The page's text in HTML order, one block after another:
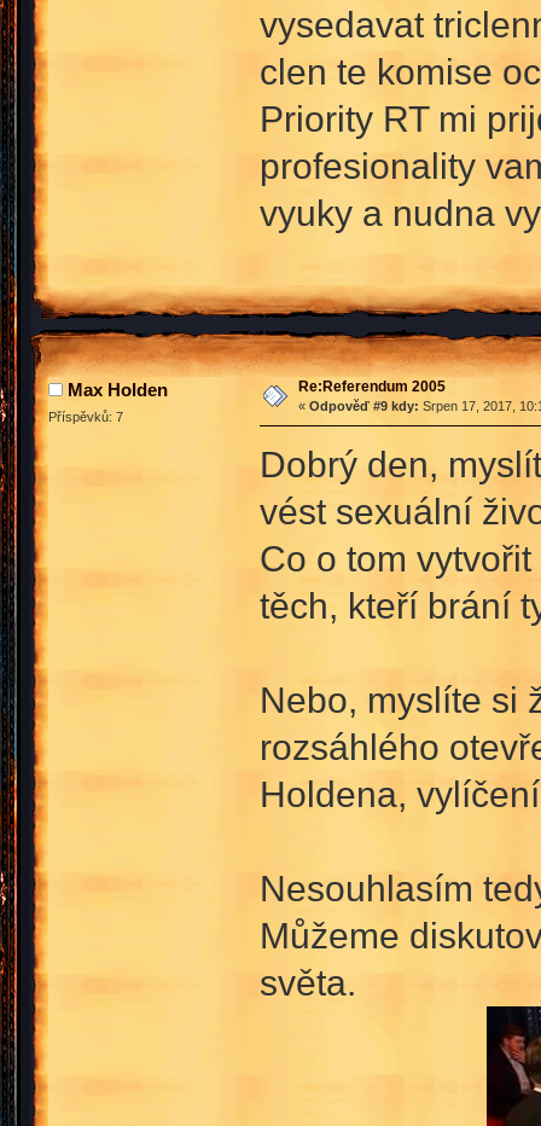
vysedavat
clen te komise
Priority RT mi
profesionality
vyuky a nudna
Max Holden
Příspěvků: 7
Re:Referendum 2005
« Odpověď #9 kdy: Srpen 17, 2017,
Dobrý den,
vést sexuální
Co o tom
těch, kteří brání
Nebo, myslíte si
rozsáhlého
Holdena,
Nesouhlasím
Můžeme
světa.